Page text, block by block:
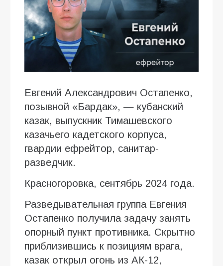
Евгений Александрович Остапенко,
позывной «Бардак», — кубанский
казак, выпускник Тимашевского
казачьего кадетского корпуса,
гвардии ефрейтор, санитар-
разведчик.
Красногоровка, сентябрь 2024 года.
Разведывательная группа Евгения
Остапенко получила задачу занять
опорный пункт противника. Скрытно
приблизившись к позициям врага,
казак открыл огонь из АК-12,